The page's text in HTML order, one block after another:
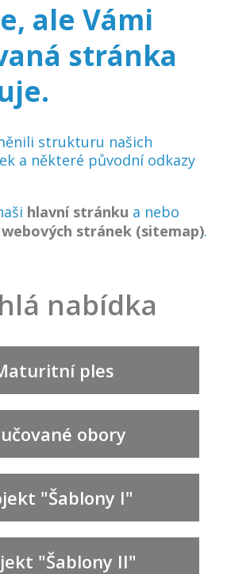
ale Vámi
stránka
strukturu našich
a některé původní odkazy
hlavní stránku a nebo
stránek (sitemap).
nabídka
ples
obory
"Šablony I"
"Šablony II"